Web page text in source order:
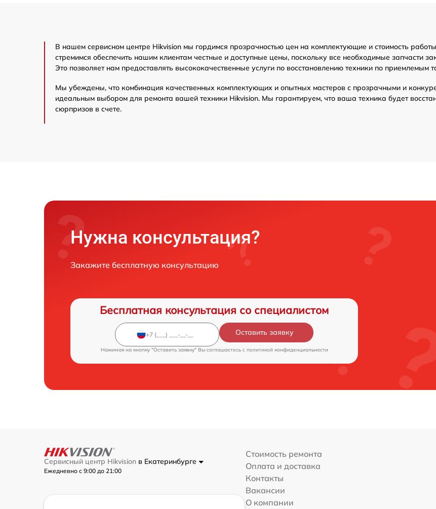
В нашем сервисном центре Hikvision мы гордимся прозрачностью цен на комплектующие и стоимость
стремимся обеспечить нашим клиентам честные и доступные цены, поскольку все необходимые запчасти
Это позволяет нам предоставлять высококачественные услуги по восстановлению техники по приемлемым
Мы убеждены, что комбинация качественных комплектующих и опытных мастеров с прозрачными и
идеальным выбором для ремонта вашей техники Hikvision. Мы гарантируем, что ваша техника будет
сюрпризов в счете.
Нужна консультация?
Закажите бесплатную консультацию
Бесплатная консультация со специалистом
Оставить заявку
Нажимая на кнопку "Оставить заявку" Вы соглашаетесь c политикой конфиденциальности
Сервисный центр Hikvision в Екатеринбурге
Ежедневно с 9:00 до 21:00
Стоимость ремонта
Оплата и доставка
Контакты
Вакансии
О компании